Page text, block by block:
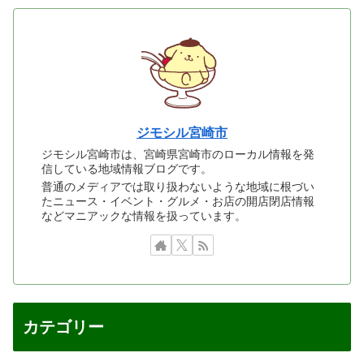
ジモシル宮崎市
ジモシル宮崎市は、宮崎県宮崎市のローカル情報を発
信している地域情報ブログです。
普通のメディアでは取り扱わないような地域に根づい
たニュース・イベント・グルメ・お店の開店閉店情報
などマニアックな情報を扱っています。
カテゴリー